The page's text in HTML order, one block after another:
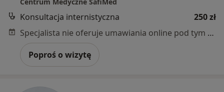
Konsultacja internistyczna
250 zł
Specjalista nie oferuje umawiania online pod tym adresem.
Poproś o wizytę